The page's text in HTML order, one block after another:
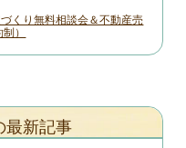
くり無料相談会＆不動産売
）
最新記事